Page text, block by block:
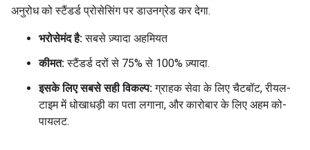
अनुरोध को स्टैंडर्ड प्रोसेसिंग पर डाउनग्रेड कर देगा.
भरोसेमंद है:सबसे ज़्यादा अहमियत
कीमत:स्टैंडर्ड दरों से 75% से 100% ज़्यादा.
इसके लिए सबसे सही विकल्प:ग्राहक सेवा के लिए चैटबॉट, रीयल-
टाइम में धोखाधड़ी का पता लगाना, और कारोबार के लिए अहम को-
पायलट.